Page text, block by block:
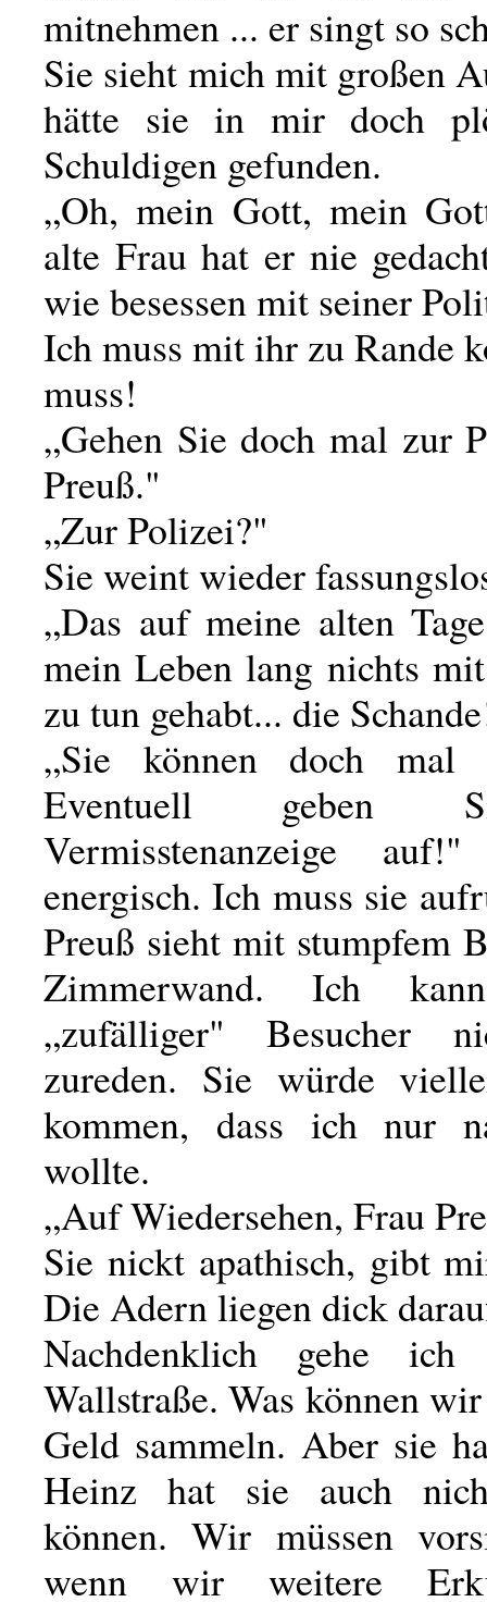
mitnehmen ... er singt so
Sie sieht mich mit großen
hätte sie in mir doch
Schuldigen gefunden.
„Oh, mein Gott, mein
alte Frau hat er nie
wie besessen mit seiner
Ich muss mit ihr zu Rande
muss!
„Gehen Sie doch mal zur
Preuß."
„Zur Polizei?"
Sie weint wieder
„Das auf meine alten
mein Leben lang nichts
zu tun gehabt... die
„Sie können doch mal
Eventuell geben
Vermisstenanzeige
energisch. Ich muss sie
Preuß sieht mit stumpfem
Zimmerwand. Ich
„zufälliger" Besucher
zureden. Sie würde
kommen, dass ich nur
wollte.
„Auf Wiedersehen, Frau
Sie nickt apathisch, gibt
Die Adern liegen dick
Nachdenklich gehe
Wallstraße. Was können
Geld sammeln. Aber sie
Heinz hat sie auch
können. Wir müssen
wenn wir weitere